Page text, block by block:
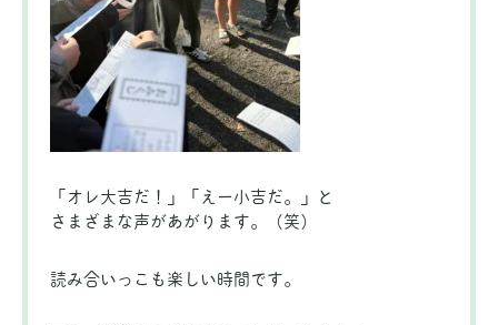
「オレ大吉だ！」「えー小吉だ。」と
さまざまな声があがります。（笑）
読み合いっこも楽しい時間です。